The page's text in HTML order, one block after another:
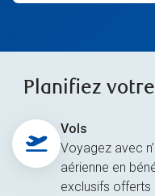
Planifiez
Vols
Voyagez avec
aérienne en
exclusifs offerts